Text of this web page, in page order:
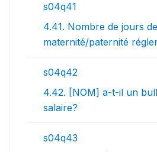
s04q41
4.41. Nombre de jours
maternité/paternité
s04q42
4.42. [NOM] a-t-il un
salaire?
s04q43